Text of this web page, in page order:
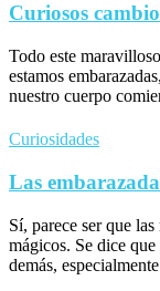
Curiosos
Todo este
estamos
nuestro cuerpo
Curiosidades
Las
Sí, parece ser que
mágicos. Se dice
demás,